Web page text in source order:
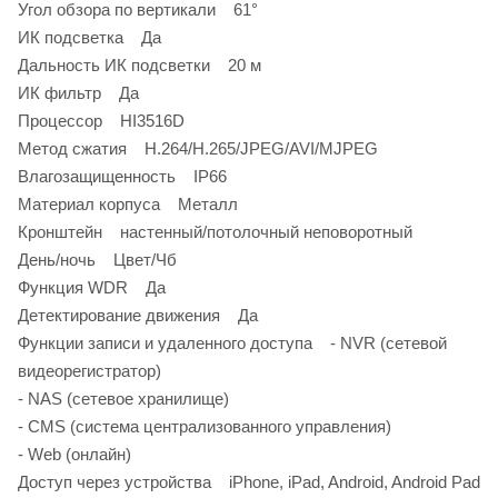
Угол обзора по вертикали 61°
ИК подсветка Да
Дальность ИК подсветки 20 м
ИК фильтр Да
Процессор HI3516D
Метод сжатия H.264/H.265/JPEG/AVI/MJPEG
Влагозащищенность IP66
Материал корпуса Металл
Кронштейн настенный/потолочный неповоротный
День/ночь Цвет/Чб
Функция WDR Да
Детектирование движения Да
Функции записи и удаленного доступа - NVR (сетевой
видеорегистратор)
- NAS (сетевое хранилище)
- CMS (система централизованного управления)
- Web (онлайн)
Доступ через устройства iPhone, iPad, Android, Android Pad